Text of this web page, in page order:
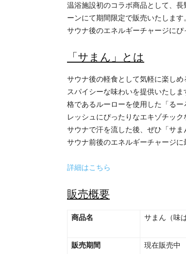
温浴施設初のコラボ商品として、
ーンにて期間限定で販売いたします。
サウナ後のエネルギーチャージに
「サまん」とは
サウナ後の軽食として気軽に楽し
スパイシーな味わいを提供いたし
格であるルーローを使用した「る
レッシュにぴったりなエキゾチック
サウナで汗を流した後、ぜひ「サ
サウナ前後のエネルギーチャージ
詳細はこちら
販売概要
商品名 サまん（味
販売期間 現在販売中